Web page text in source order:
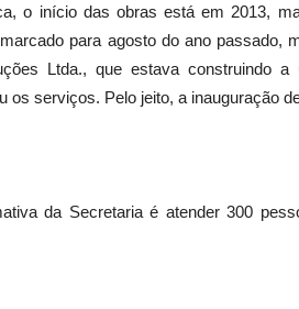
o início das obras está em 2013,
para agosto do ano passado,
Ltda., que estava construindo
os serviços. Pelo jeito, a inauguração
da Secretaria é atender 300